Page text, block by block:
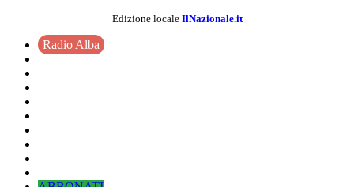
Edizione locale IlNazionale.it
Radio Alba